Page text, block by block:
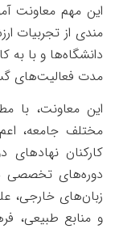
این مهم معاونت
مندی از تجربیات
دانشگاه‌ها و با به
مدت فعالیت‌های
این معاونت، با
مختلف جامعه،
کارکنان نهادهای
دوره‌های تخصصی
زبان‌های خارجی،
و منابع طبیعی،